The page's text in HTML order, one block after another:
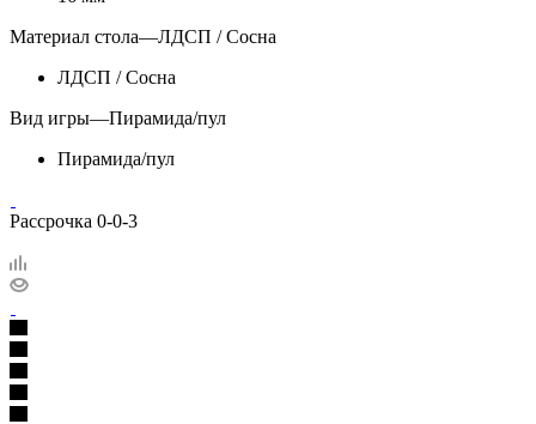
Материал стола—ЛДСП / Сосна
ЛДСП / Сосна
Вид игры—Пирамида/пул
Пирамида/пул
Рассрочка 0-0-3